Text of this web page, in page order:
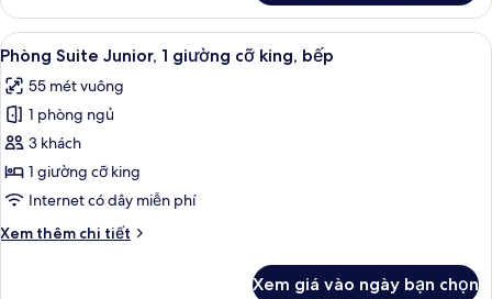
hút
thuốc
Phòng
Suite
Premier,
giường
đôi,
hút
thuốc
Xem
tất
cả
ảnh
Phòng
Suite
Junior,
giường
TV 42-inch có truyền hình vệ tinh,
9
Phòng Suite Junior, 1 giường cỡ king, bếp
55 mét vuông
1 phòng ngủ
3 khách
1 giường cỡ king
Internet có dây miễn phí
Xem thêm chi tiết
Chi
Xem giá vào ngày bạn chọn